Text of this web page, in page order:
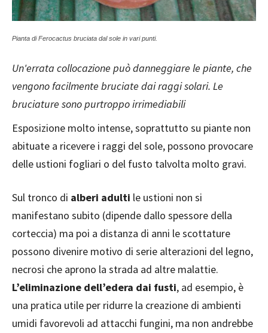
Pianta di Ferocactus bruciata dal sole in vari punti.
Un'errata collocazione può danneggiare le piante, che
vengono facilmente bruciate dai raggi solari. Le
bruciature sono purtroppo irrimediabili
Esposizione molto intense, soprattutto su piante non
abituate a ricevere i raggi del sole, possono provocare
delle ustioni fogliari o del fusto talvolta molto gravi.
Sul tronco di alberi adulti le ustioni non si
manifestano subito (dipende dallo spessore della
corteccia) ma poi a distanza di anni le scottature
possono divenire motivo di serie alterazioni del legno,
necrosi che aprono la strada ad altre malattie.
L’eliminazione dell’edera dai fusti, ad esempio, è
una pratica utile per ridurre la creazione di ambienti
umidi favorevoli ad attacchi fungini, ma non andrebbe